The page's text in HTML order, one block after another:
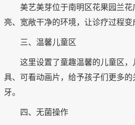
美艺美芽位于南明区花果园兰
亮、宽敞干净的环境，让诊疗过程变
三、温馨儿童区
这里设置了童趣温馨的儿童区
具、可看动画片，给予孩子们更多
牙。
四、无菌操作